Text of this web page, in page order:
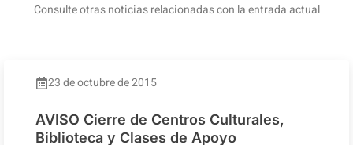
Consulte otras noticias relacionadas con la entrada actual
23 de octubre de 2015
AVISO Cierre de Centros Culturales,
Biblioteca y Clases de Apoyo